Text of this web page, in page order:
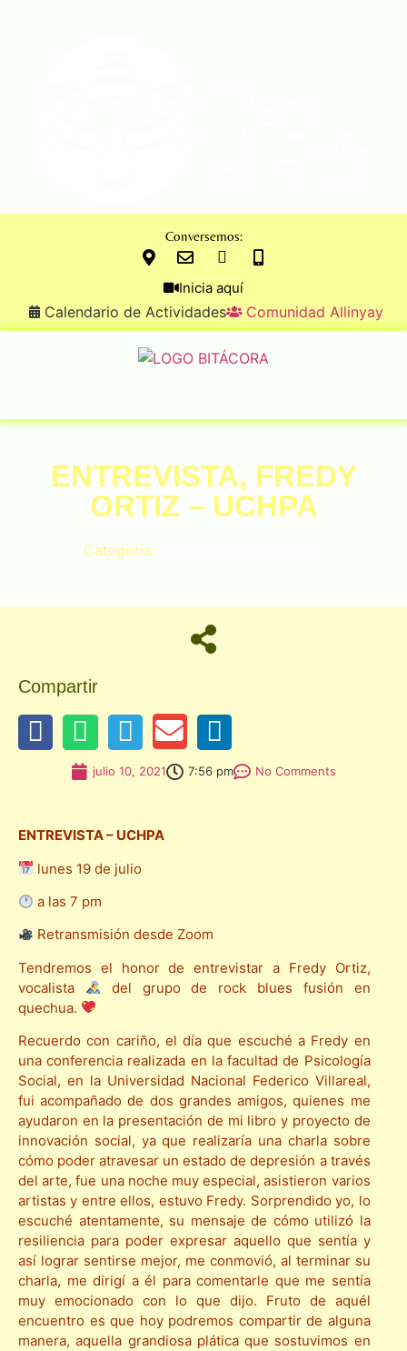
Conversemos:
Inicia aquí
Calendario de Actividades Comunidad Allinyay
ENTREVISTA, FREDY
ORTIZ – UCHPA
Categoría:
Compartir
julio 10, 2021 7:56 pm No Comments
ENTREVISTA – UCHPA
lunes 19 de julio
a las 7 pm
Retransmisión desde Zoom
Tendremos el honor de entrevistar a Fredy Ortiz,
vocalista
del grupo de rock blues fusión en
quechua.
Recuerdo con cariño, el día que escuché a Fredy en
una conferencia realizada en la facultad de Psicología
Social, en la Universidad Nacional Federico Villareal,
fui acompañado de dos grandes amigos, quienes me
ayudaron en la presentación de mi libro y proyecto de
innovación social, ya que realizaría una charla sobre
cómo poder atravesar un estado de depresión a través
del arte, fue una noche muy especial, asistieron varios
artistas y entre ellos, estuvo Fredy. Sorprendido yo, lo
escuché atentamente, su mensaje de cómo utilizó la
resiliencia para poder expresar aquello que sentía y
así lograr sentirse mejor, me conmovió, al terminar su
charla, me dirigí a él para comentarle que me sentía
muy emocionado con lo que dijo. Fruto de aquél
encuentro es que hoy podremos compartir de alguna
manera, aquella grandiosa plática que sostuvimos en